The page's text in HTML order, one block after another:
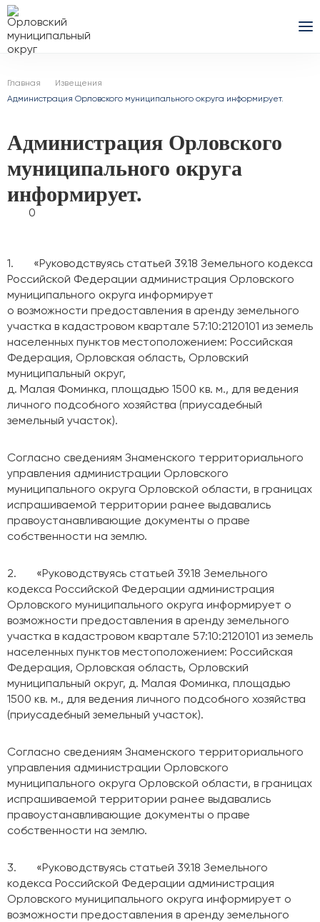
Главная
Извещения
Администрация Орловского муниципального округа информирует.
Администрация Орловского
муниципального округа
информирует.
0
1. «Руководствуясь статьей 39.18 Земельного кодекса
Российской Федерации администрация Орловского
муниципального округа информирует
о возможности предоставления в аренду земельного
участка в кадастровом квартале 57:10:2120101 из земель
населенных пунктов местоположением: Российская
Федерация, Орловская область, Орловский
муниципальный округ,
д. Малая Фоминка, площадью 1500 кв. м., для ведения
личного подсобного хозяйства (приусадебный
земельный участок).
Согласно сведениям Знаменского территориального
управления администрации Орловского
муниципального округа Орловской области, в границах
испрашиваемой территории ранее выдавались
правоустанавливающие документы о праве
собственности на землю.
2. «Руководствуясь статьей 39.18 Земельного
кодекса Российской Федерации администрация
Орловского муниципального округа информирует о
возможности предоставления в аренду земельного
участка в кадастровом квартале 57:10:2120101 из земель
населенных пунктов местоположением: Российская
Федерация, Орловская область, Орловский
муниципальный округ, д. Малая Фоминка, площадью
1500 кв. м., для ведения личного подсобного хозяйства
(приусадебный земельный участок).
Согласно сведениям Знаменского территориального
управления администрации Орловского
муниципального округа Орловской области, в границах
испрашиваемой территории ранее выдавались
правоустанавливающие документы о праве
собственности на землю.
3. «Руководствуясь статьей 39.18 Земельного
кодекса Российской Федерации администрация
Орловского муниципального округа информирует о
возможности предоставления в аренду земельного